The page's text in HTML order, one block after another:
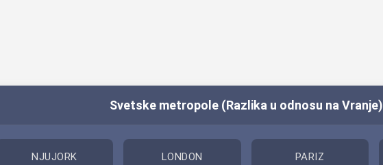
Svetske metropole (Razlika u odnosu na Vranje)
NJUJORK LONDON PARIZ